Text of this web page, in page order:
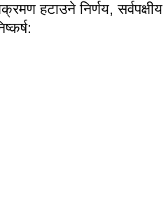
हटाउने निर्णय, सर्वपक्षीय